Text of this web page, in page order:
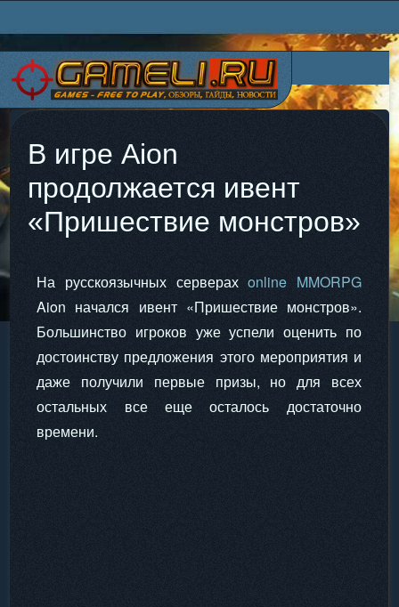
В игре Aion
продолжается ивент
«Пришествие монстров»
На русскоязычных серверахonline MMORPG
Aion начался ивент «Пришествие монстров».
Большинство игроков уже успели оценить по
достоинству предложения этого мероприятия и
даже получили первые призы, но для всех
остальных все еще осталось достаточно
времени.